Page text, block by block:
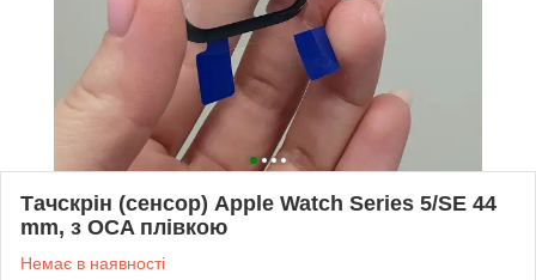
Тачскрін (сенсор) Apple Watch Series 5/SE 44
mm, з OCA плівкою
Немає в наявності